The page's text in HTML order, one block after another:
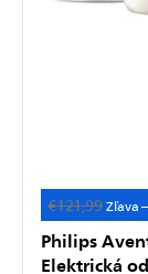
€121,99
Philips
Elektrická